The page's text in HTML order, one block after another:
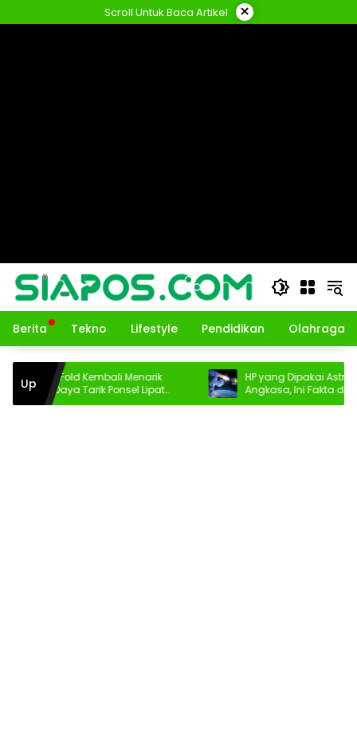
ke
Scroll Untuk Baca Artikel ×
Berita Tekno Lifestyle Pendidikan Olahraga
Up
Fold Kembali Menarik
Daya Tarik Ponsel Lipat
HP yang Dipakai Astronot di
Angkasa, Ini Fakta dan